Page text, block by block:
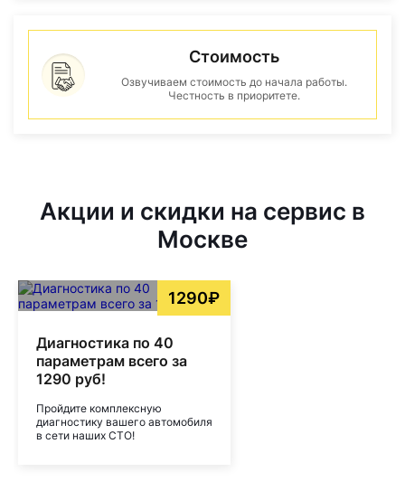
Стоимость
Озвучиваем стоимость до начала работы.
Честность в приоритете.
Акции и скидки на сервис в
Москве
1290₽
Диагностика по 40
параметрам всего за
1290 руб!
Пройдите комплексную
диагностику вашего автомобиля
в сети наших СТО!